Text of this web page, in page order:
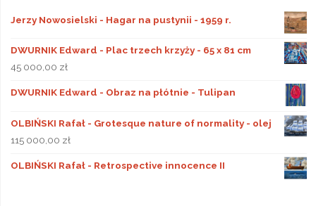
Jerzy Nowosielski - Hagar na pustynii - 1959 r.
DWURNIK Edward - Plac trzech krzyży - 65 x 81 cm
45 000,00 zł
DWURNIK Edward - Obraz na płótnie - Tulipan
OLBIŃSKI Rafał - Grotesque nature of normality - olej
115 000,00 zł
OLBIŃSKI Rafał - Retrospective innocence II